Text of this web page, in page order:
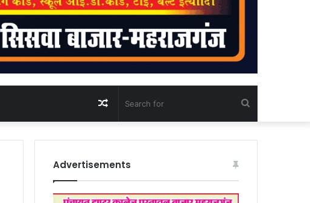
for
Random
Article
Advertisements